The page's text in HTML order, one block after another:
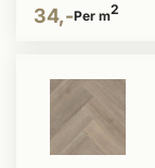
34,-Per m2